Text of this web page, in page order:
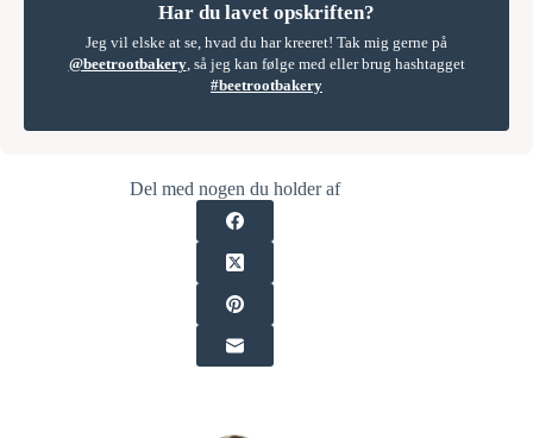
Har du lavet opskriften?
Jeg vil elske at se, hvad du har kreeret! Tak mig gerne på
@beetrootbakery, så jeg kan følge med eller brug hashtagget
#beetrootbakery
Del med nogen du holder af